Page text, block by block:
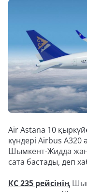
Air Astana 10
күндері Airbus А320
Шымкент-Жидда
сата бастады, деп
КС 235 рейсінің